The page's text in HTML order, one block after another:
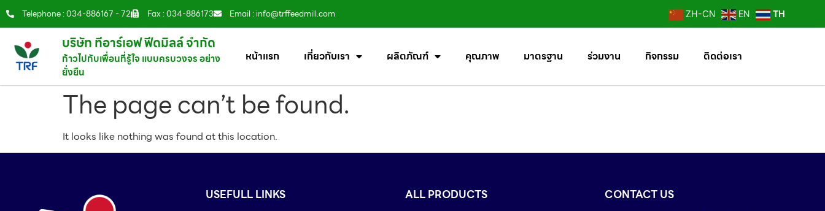
Telephone : 034-886167 - 72 Fax : 034-886173 Email : info@trffeedmill.com ZH-CN EN TH
บริษัท ทีอาร์เอฟ ฟีดมิลล์ จำกัด
ก้าวไปกับเพื่อนที่รู้ใจ แบบครบวงจร อย่าง
ยั่งยืน
หน้าแรก เกี่ยวกับเรา ผลิตภัณฑ์ คุณภาพ มาตรฐาน ร่วมงาน กิจกรรม ติดต่อเรา
The page can’t be found.
It looks like nothing was found at this location.
USEFULL LINKS ALL PRODUCTS CONTACT US